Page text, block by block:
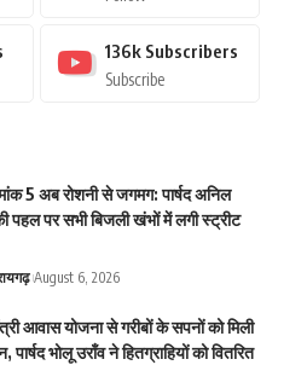
136k Subscribers
Subscribe
5 अब रोशनी से जगमग: पार्षद अनिल
पहल पर सभी बिजली खंभों में लगी स्ट्रीट
August 6, 2026
आवास योजना से गरीबों के सपनों को मिली
पार्षद भोलू उराँव ने हितग्राहियों को वितरित